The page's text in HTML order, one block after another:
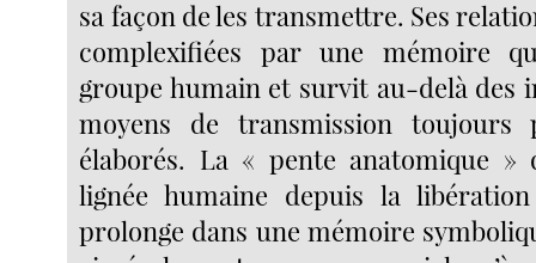
sa façon de les transmettre. Ses
complexifiées par une mémoire
groupe humain et survit au-delà des
moyens de transmission toujours
élaborés. La « pente anatomique »
lignée humaine depuis la
prolonge dans une mémoire